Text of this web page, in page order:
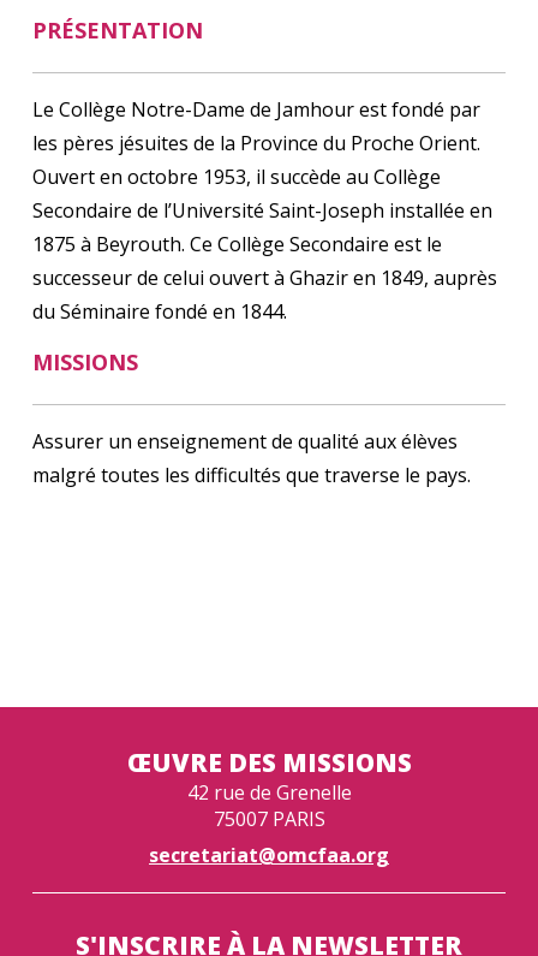
PRÉSENTATION
Le Collège Notre-Dame de Jamhour est fondé par
les pères jésuites de la Province du Proche Orient.
Ouvert en octobre 1953, il succède au Collège
Secondaire de l’Université Saint-Joseph installée en
1875 à Beyrouth. Ce Collège Secondaire est le
successeur de celui ouvert à Ghazir en 1849, auprès
du Séminaire fondé en 1844.
MISSIONS
Assurer un enseignement de qualité aux élèves
malgré toutes les difficultés que traverse le pays.
S'INSCRIRE À LA NEWSLETTER
ŒUVRE DES MISSIONS
42 rue de Grenelle
75007 PARIS
secretariat@omcfaa.org